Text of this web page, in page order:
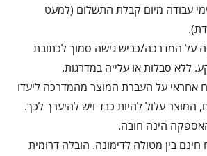
עד 10 ימי עבודה מיום קבלת התשלום (למעט
על המדרכה/כביש גישה סמוך לכתובת
ללא סבלות או עלייה במדרגות.
אחראי על העברת המוצר מהמדרכה ליעדו
המוצר עלול להיות כבד ויש להיערך לכך.
הינה חובה.
חינם בין מטולה לדימונה. הובלה דרומית